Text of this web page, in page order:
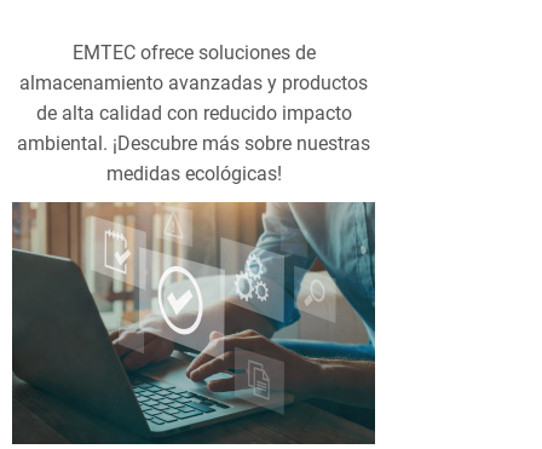
EMTEC ofrece soluciones de
almacenamiento avanzadas y productos
de alta calidad con reducido impacto
ambiental. ¡Descubre más sobre nuestras
medidas ecológicas!